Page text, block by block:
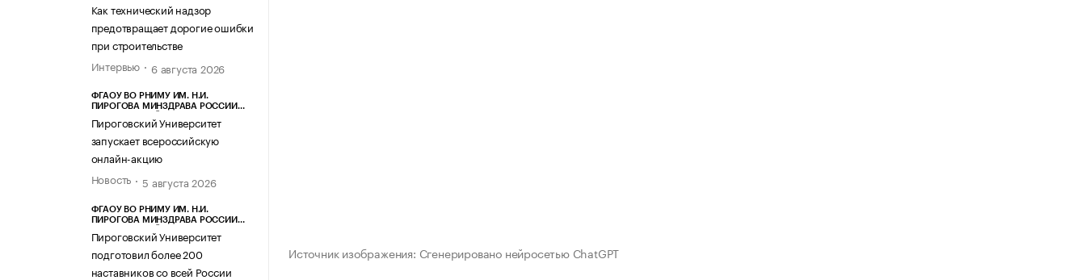
Как технический надзор
предотвращает дорогие ошибки
при строительстве
Интервью
6 августа 2026
ФГАОУ ВО РНИМУ ИМ. Н.И.
ПИРОГОВА МИНЗДРАВА РОССИИ
Пироговский Университет
запускает всероссийскую
онлайн-акцию
Новость
5 августа 2026
ФГАОУ ВО РНИМУ ИМ. Н.И.
ПИРОГОВА МИНЗДРАВА РОССИИ
Пироговский Университет
подготовил более 200
наставников со всей России
Источник изображения: Сгенерировано нейросетью СhatGPT